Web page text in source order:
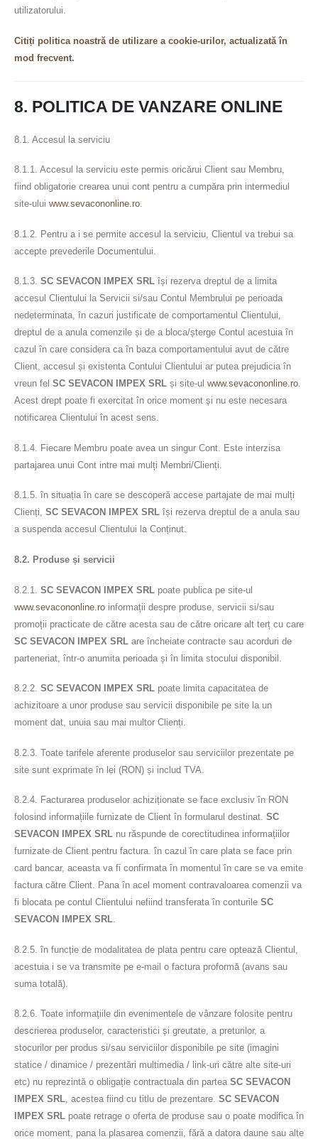
utilizatorului.
Citiți politica noastră de utilizare a cookie-urilor, actualizată în
mod frecvent.
8. POLITICA DE VANZARE ONLINE
8.1. Accesul la serviciu
8.1.1. Accesul la serviciu este permis oricărui Client sau Membru,
fiind obligatorie crearea unui cont pentru a cumpăra prin intermediul
site-ului www.sevacononline.ro.
8.1.2. Pentru a i se permite accesul la serviciu, Clientul va trebui sa
accepte prevederile Documentului.
8.1.3. SC SEVACON IMPEX SRL își rezerva dreptul de a limita
accesul Clientului la Servicii si/sau Contul Membrului pe perioada
nedeterminata, în cazuri justificate de comportamentul Clientului,
dreptul de a anula comenzile și de a bloca/șterge Contul acestuia în
cazul în care considera ca în baza comportamentului avut de către
Client, accesul și existenta Contului Clientului ar putea prejudicia în
vreun fel SC SEVACON IMPEX SRL și site-ul www.sevacononline.ro.
Acest drept poate fi exercitat în orice moment și nu este necesara
notificarea Clientului în acest sens.
8.1.4. Fiecare Membru poate avea un singur Cont. Este interzisa
partajarea unui Cont intre mai mulți Membri/Clienți.
8.1.5. în situația în care se descoperă accese partajate de mai mulți
Clienți, SC SEVACON IMPEX SRL își rezerva dreptul de a anula sau
a suspenda accesul Clientului la Conținut.
8.2. Produse și servicii
8.2.1. SC SEVACON IMPEX SRL poate publica pe site-ul
www.sevacononline.ro informații despre produse, servicii si/sau
promoții practicate de către acesta sau de către oricare alt terț cu care
SC SEVACON IMPEX SRL are încheiate contracte sau acorduri de
parteneriat, într-o anumita perioada și în limita stocului disponibil.
8.2.2. SC SEVACON IMPEX SRL poate limita capacitatea de
achizitoare a unor produse sau servicii disponibile pe site la un
moment dat, unuia sau mai multor Clienți.
8.2.3. Toate tarifele aferente produselor sau serviciilor prezentate pe
site sunt exprimate în lei (RON) și includ TVA.
8.2.4. Facturarea produselor achiziționate se face exclusiv în RON
folosind informațiile furnizate de Client în formularul destinat. SC
SEVACON IMPEX SRL nu răspunde de corectitudinea informațiilor
furnizate de Client pentru factura. în cazul în care plata se face prin
card bancar, aceasta va fi confirmata în momentul în care se va emite
factura către Client. Pana în acel moment contravaloarea comenzii va
fi blocata pe contul Clientului nefiind transferata în conturile SC
SEVACON IMPEX SRL.
8.2.5. în funcție de modalitatea de plata pentru care optează Clientul,
acestuia i se va transmite pe e-mail o factura proformă (avans sau
suma totală).
8.2.6. Toate informațiile din evenimentele de vânzare folosite pentru
descrierea produselor, caracteristici și greutate, a preturilor, a
stocurilor per produs si/sau serviciilor disponibile pe site (imagini
statice / dinamice / prezentări multimedia / link-uri către alte site-uri
etc) nu reprezintă o obligație contractuala din partea SC SEVACON
IMPEX SRL, acestea fiind cu titlu de prezentare. SC SEVACON
IMPEX SRL poate retrage o oferta de produse sau o poate modifica în
orice moment, pana la plasarea comenzii, fără a datora daune sau alte